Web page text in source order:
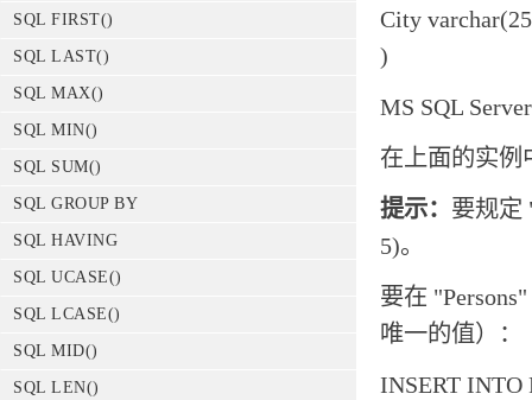
SQL FIRST()
SQL LAST()
SQL MAX()
SQL MIN()
SQL SUM()
SQL GROUP BY
SQL HAVING
SQL UCASE()
SQL LCASE()
SQL MID()
SQL LEN()
City
)
MS SQL
在上面的实例
提示： 要规定
5)。
要在
唯一的值）：
INSERT INTO